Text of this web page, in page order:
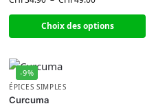
Choix des options
-9%
ÉPICES SIMPLES
Curcuma